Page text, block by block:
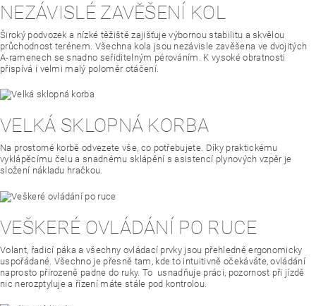
NEZÁVISLÉ ZAVĚŠENÍ KOL
Široký podvozek a nízké těžiště zajišťuje výbornou stabilitu a skvělou
průchodnost terénem. Všechna kola jsou nezávisle zavěšena ve dvojitých
A-ramenech se snadno seřiditelným pérováním. K vysoké obratnosti
přispívá i velmi malý poloměr otáčení.
VELKÁ SKLOPNÁ KORBA
Na prostorné korbě odvezete vše, co potřebujete. Díky praktickému
vyklápěcímu čelu a snadnému sklápění s asistencí plynových vzpěr je
složení nákladu hračkou.
VEŠKERÉ OVLÁDÁNÍ PO RUCE
Volant, řadicí páka a všechny ovládací prvky jsou přehledně ergonomicky
uspořádané. Všechno je přesně tam, kde to intuitivně očekáváte, ovládání
naprosto přirozeně padne do ruky. To usnadňuje práci, pozornost při jízdě
nic nerozptyluje a řízení máte stále pod kontrolou.